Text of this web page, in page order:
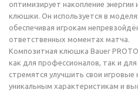
оптимизирует накопление
клюшки. Он используется в
обеспечивая игрокам
ответственных моментах матча.
Композитная клюшка Bauer
как для профессионалов, так и
стремятся улучшить свои игровые
уникальным характеристикам и